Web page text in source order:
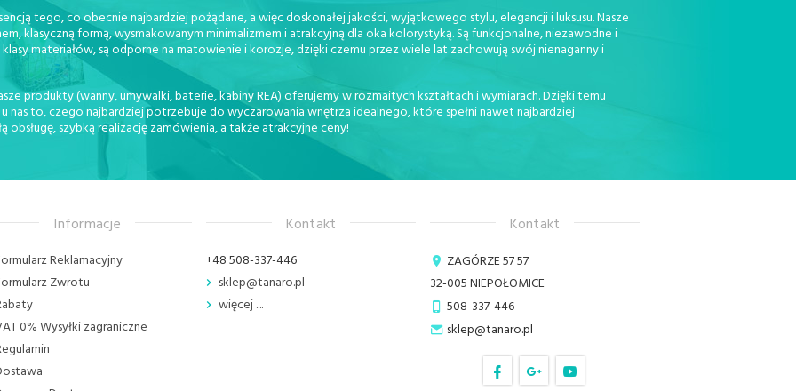
tego, co obecnie najbardziej pożądane, a więc doskonałej jakości, wyjątkowego stylu, elegancji i luksusu. Nasze
klasyczną formą, wysmakowanym minimalizmem i atrakcyjną dla oka kolorystyką. Są funkcjonalne, niezawodne i
materiałów, są odporne na matowienie i korozje, dzięki czemu przez wiele lat zachowują swój nienaganny i
produkty (wanny, umywalki, baterie, kabiny REA) oferujemy w rozmaitych kształtach i wymiarach. Dzięki temu
nas to, czego najbardziej potrzebuje do wyczarowania wnętrza idealnego, które spełni nawet najbardziej
szybką realizację zamówienia, a także atrakcyjne ceny!
Informacje
Reklamacyjny
Zwrotu
0% Wysyłki zagraniczne
Kontakt
+48 508-337-446
sklep@tanaro.pl
więcej ....
Kontakt
ZAGÓRZE 57 57
32-005NIEPOŁOMICE
508-337-446
sklep@tanaro.pl